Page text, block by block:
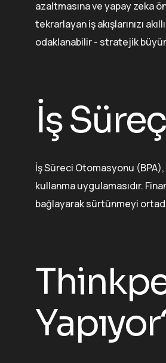
azaltmasına ve yapay zeka
tekrarlayan iş akışlarınızı
odaklanabilir - stratejik
İş
İş Süreci Otomasyonu
kullanma uygulamasıdır.
bağlayarak sürtünmeyi